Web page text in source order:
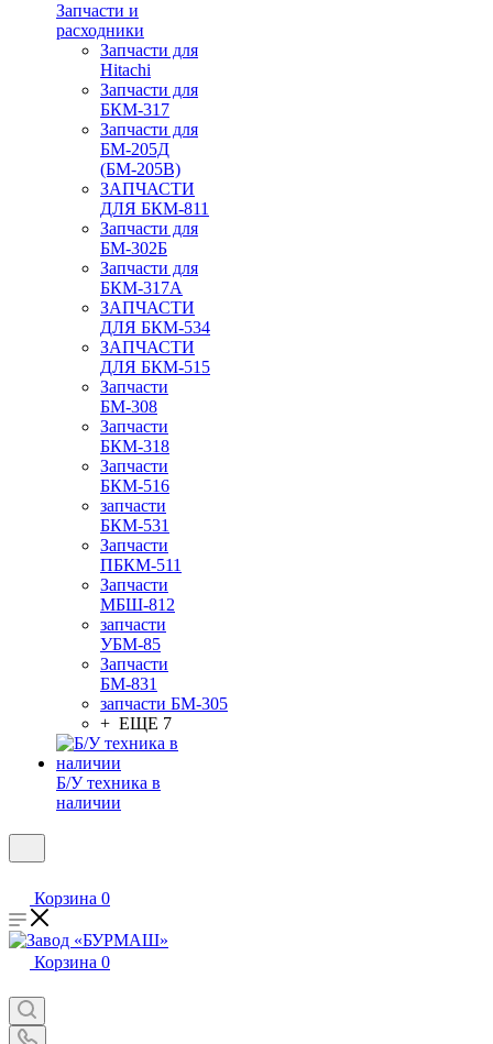
Запчасти и
расходники
Запчасти для
Hitachi
Запчасти для
БКМ-317
Запчасти для
БМ-205Д
(БМ-205В)
ЗАПЧАСТИ
ДЛЯ БКМ-811
Запчасти для
БМ-302Б
Запчасти для
БКМ-317А
ЗАПЧАСТИ
ДЛЯ БКМ-534
ЗАПЧАСТИ
ДЛЯ БКМ-515
Запчасти
БМ-308
Запчасти
БКМ-318
Запчасти
БКМ-516
запчасти
БКМ-531
Запчасти
ПБКМ-511
Запчасти
МБШ-812
запчасти
УБМ-85
Запчасти
БМ-831
запчасти БМ-305
+ ЕЩЕ 7
Б/У техника в
наличии
Корзина 0
Корзина 0